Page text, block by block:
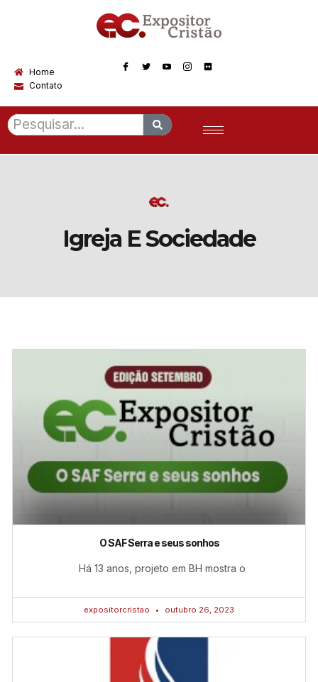
Home
Contato
Igreja E Sociedade
O SAF Serra e seus sonhos
Há 13 anos, projeto em BH mostra o
expositorcristao outubro 26, 2023